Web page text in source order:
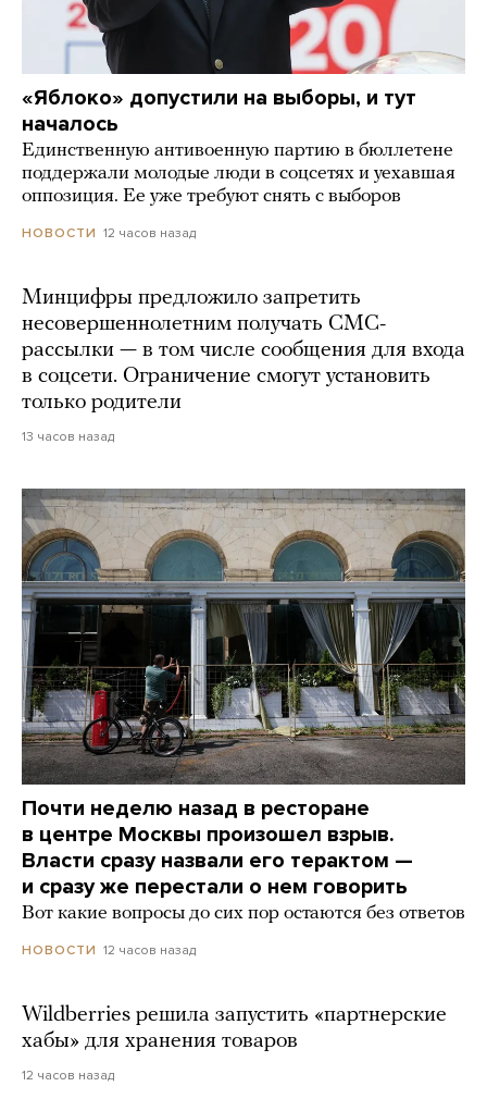
«Яблоко» допустили на выборы, и тут
началось
Единственную антивоенную партию в бюллетене
поддержали молодые люди в соцсетях и уехавшая
оппозиция. Ее уже требуют снять с выборов
НОВОСТИ 12 часов назад
Минцифры предложило запретить
несовершеннолетним получать СМС-
рассылки — в том числе сообщения для входа
в соцсети. Ограничение смогут установить
только родители
13 часов назад
Почти неделю назад в ресторане
в центре Москвы произошел взрыв.
Власти сразу назвали его терактом —
и сразу же перестали о нем говорить
Вот какие вопросы до сих пор остаются без ответов
НОВОСТИ 12 часов назад
Wildberries решила запустить «партнерские
хабы» для хранения товаров
12 часов назад